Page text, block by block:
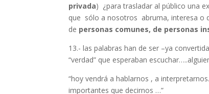
privada) ¿para trasladar al público una
que sólo a nosotros abruma, interesa o
de personas comunes, de personas
13.- las palabras han de ser –ya
“verdad” que esperaban
“hoy vendrá a hablarnos , a
importantes que decirnos …”